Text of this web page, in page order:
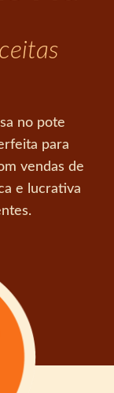
no pote
para
vendas de
e lucrativa